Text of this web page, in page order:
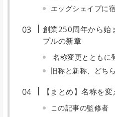
エッグシェイプに
創業250周年から始
プルの新章
名称変更とともに
旧称と新称、どち
【まとめ】名称を
この記事の監修者